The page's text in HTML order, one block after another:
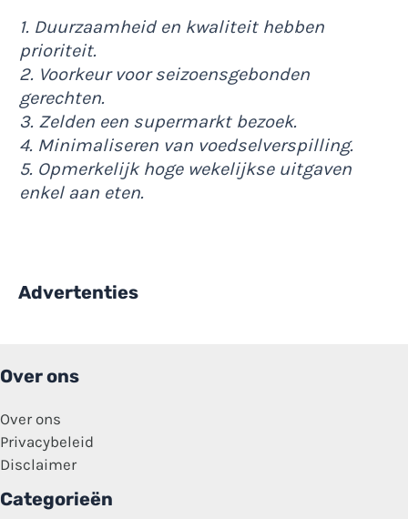
1. Duurzaamheid en kwaliteit hebben
prioriteit.
2. Voorkeur voor seizoensgebonden
gerechten.
3. Zelden een supermarkt bezoek.
4. Minimaliseren van voedselverspilling.
5. Opmerkelijk hoge wekelijkse uitgaven
enkel aan eten.
Advertenties
Over ons
Over ons
Privacybeleid
Disclaimer
Categorieën